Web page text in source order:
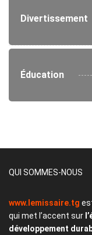
Divertissement
Éducation
QUI SOMMES-NOUS
www.lemissaire.tg
qui met l’accent sur
développement